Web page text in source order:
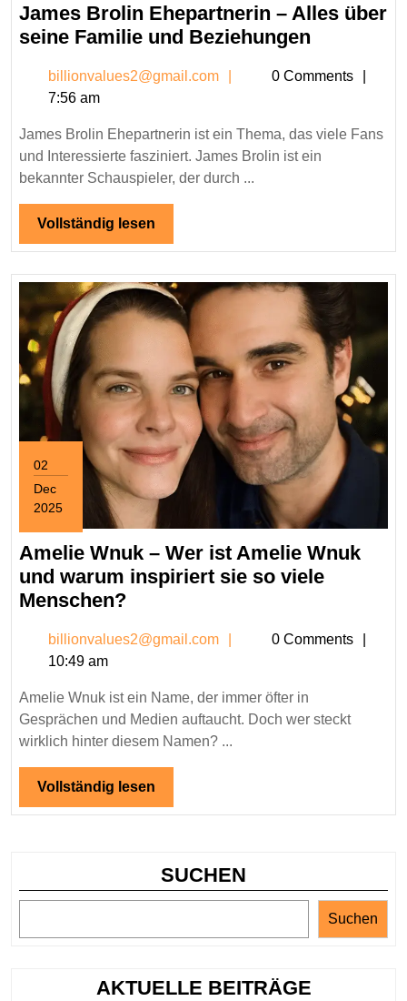
2026
James Brolin Ehepartnerin – Alles über
seine Familie und Beziehungen
Alles
über
billionvalues2@gmail.com
0 Comments
7:56 am
James Brolin Ehepartnerin ist ein Thema, das viele Fans
und Interessierte fasziniert. James Brolin ist ein
bekannter Schauspieler, der durch ...
Vollständig lesen
lesen
02
Dec
2025
December
2,
2025
Amelie Wnuk – Wer ist Amelie Wnuk
und warum inspiriert sie so viele
Menschen?Amelie
–
ist
Amelie
Wnuk
und
warum
inspiriert
viele
Menschen?
billionvalues2@gmail.com
0 Comments
10:49 am
Amelie Wnuk ist ein Name, der immer öfter in
Gesprächen und Medien auftaucht. Doch wer steckt
wirklich hinter diesem Namen? ...
Vollständig lesen
lesen
SUCHEN
Suchen
AKTUELLE BEITRÄGE